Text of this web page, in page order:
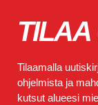
TILAA
Tilaamalla
ohjelmista ja
kutsut alueesi